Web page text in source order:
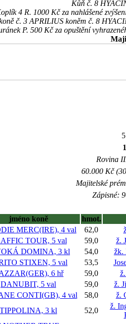
Kůň č. 8
4 R. 1000 Kč za nahlášené
č. 3 APRILIUS koněm č. 8
P. 500 Kč za opuštění
Rovina
60.000 Kč
Majitelské
Zápisné:
jméno koně
hmot.
MERC(IRE), 4 val 62,0
TOUR, 5 val 59,0
ž.
DOMINA, 3 kl 54,0
žk.
STIXEN, 5 val 53,5
6 hř 59,0
DANUBIT, 5 val 59,0
ž.
CONTI(GB), 4 val 58,0
ž.
TIPPOLINA, 3 kl 52,0
ž.